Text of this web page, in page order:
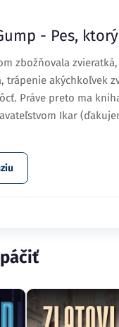
- Pes,
zbožňovala
trápenie akýchkoľvek
Práve preto ma
Ikar